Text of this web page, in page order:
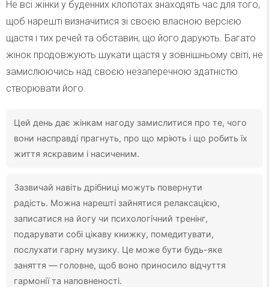
Не всі жінки у буденних клопотах знаходять час для того,
щоб нарешті визначитися зі своєю власною версією
щастя і тих речей та обставин, що його дарують. Багато
жінок продовжують шукати щастя у зовнішньому світі, не
замислюючись над своєю незаперечною здатністю
створювати його.
Цей день дає жінкам нагоду замислитися про те, чого
вони насправді прагнуть, про що мріють і що робить їх
життя яскравим і насиченим.
Зазвичай навіть дрібниці можуть повернути
радість. Можна нарешті зайнятися релаксацією,
записатися на йогу чи психологічний тренінг,
подарувати собі цікаву книжку, помедитувати,
послухати гарну музику. Це може бути будь-яке
заняття — головне, щоб воно приносило відчуття
гармонії та наповненості.